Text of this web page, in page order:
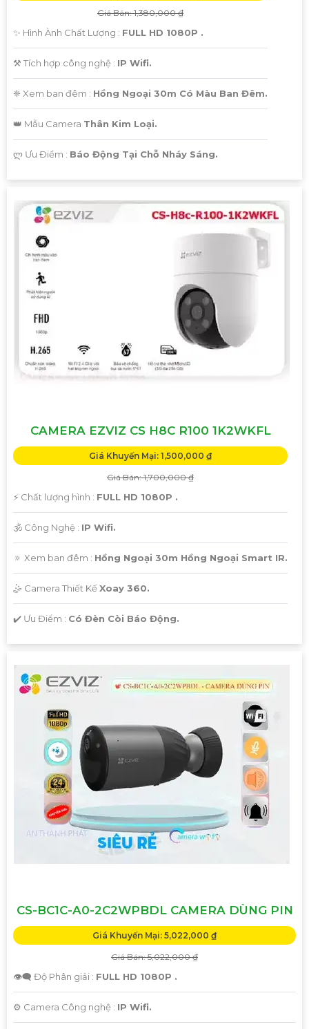
Giá Bán: 1,380,000 ₫
✨ Hình Ành Chất Lượng : FULL HD 1080P .
⚒ Tích hợp công nghệ : IP Wifi.
❈ Xem ban đêm : Hồng Ngoại 30m Có Màu Ban Đêm.
👑 Mẫu Camera Thân Kim Loại.
️ლ Ưu Điểm : Báo Động Tại Chỗ Nháy Sáng.
CAMERA EZVIZ CS H8C R100 1K2WKFL
Giá Khuyến Mại: 1,500,000 ₫
Giá Bán: 1,700,000 ₫
️⚡ Chất lượng hình : FULL HD 1080P .
🕉️ Công Nghệ : IP Wifi.
🔅 Xem ban đêm : Hồng Ngoại 30m Hồng Ngoại Smart IR.
🤹 Camera Thiết KếXoay 360.
️✔️ Ưu Điểm : Có Đèn Còi Báo Động.
CS-BC1C-A0-2C2WPBDL CAMERA DÙNG PIN
Giá Khuyến Mại: 5,022,000 ₫
Giá Bán: 5,022,000 ₫
👁️‍🗨 Độ Phân giải : FULL HD 1080P .
⚙ Camera Công nghệ : IP Wifi.